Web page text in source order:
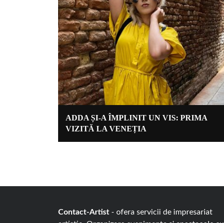
ADDA ȘI-A ÎMPLINIT UN VIS: PRIMA
VIZITĂ LA VENEȚIA
Contact-Artist - ofera servicii de impresariat